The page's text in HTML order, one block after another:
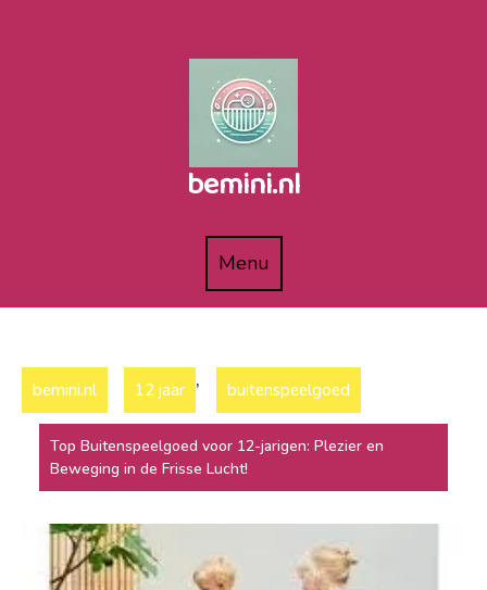
bemini.nl
MenuMenu
bemini.nl 12 jaar , buitenspeelgoed
Top Buitenspeelgoed voor 12-jarigen: Plezier en
Beweging in de Frisse Lucht!